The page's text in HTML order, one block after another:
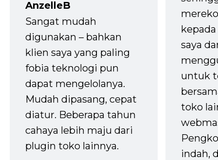
AnzelleB
Sangat mudah
digunakan – bahkan
klien saya yang paling
fobia teknologi pun
dapat mengelolanya.
Mudah dipasang, cepat
diatur. Beberapa tahun
cahaya lebih maju dari
plugin toko lainnya.
saya
untuk
toko
indah,